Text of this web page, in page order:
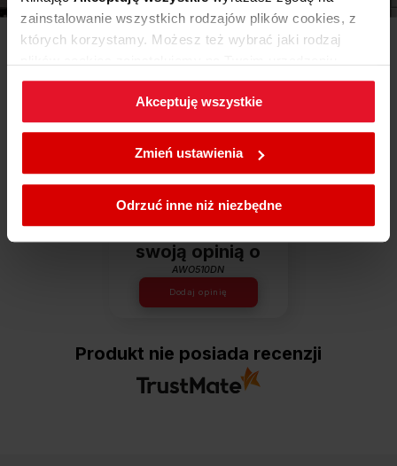
zainstalowanie wszystkich rodzajów plików cookies, z
których korzystamy. Możesz też wybrać jaki rodzaj
klikającZmień ustawienia.
W każdej chwili możesz zmienić wybrane przez Ciebie
ustawienia plików cookies wchodząc w zakładkę
Akceptuję wszystkie
Zmień ustawienia
Odrzuć inne niż niezbędne
Potrzebujesz porady? Chcesz trochę więcej poczytać o
naszego świata inspiracji - tam znajdziesz wszystko, co
może Cię zainteresować!
Dowiedz się więcej
Opinie
Podziel się
swoją opinią o
AWO510DN
Dodaj opinię
Produkt nie posiada recenzji